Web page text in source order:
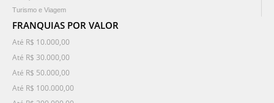
Turismo e Viagem
FRANQUIAS POR VALOR
Até R$ 10.000,00
Até R$ 30.000,00
Até R$ 50.000,00
Até R$ 100.000,00